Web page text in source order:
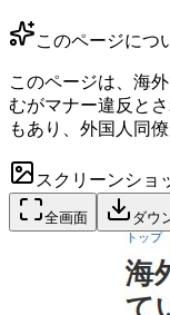
このページにつ
このページは、海
むがマナー違反と
もあり、外国人同
スクリーンショ
全画面 ダウ